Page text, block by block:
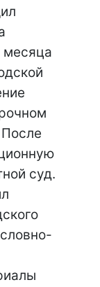
месяца
суд.